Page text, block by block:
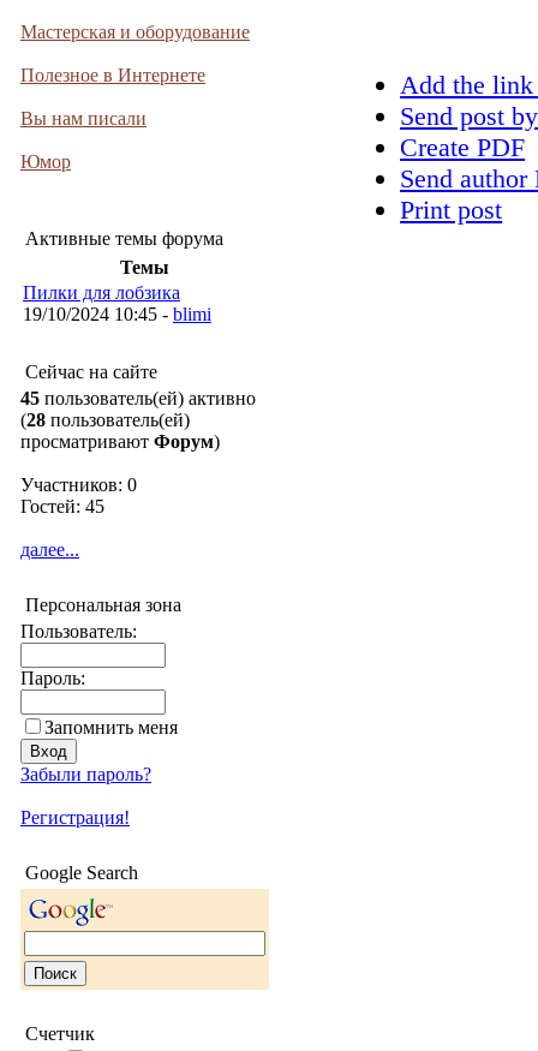
Мастерская и оборудование
Полезное в Интернете
Вы нам писали
Юмор
Активные темы форума
Темы
Пилки для лобзика
19/10/2024 10:45 - blimi
Сейчас на сайте
45 пользователь(ей) активно
(28 пользователь(ей)
просматривают Форум)
Участников: 0
Гостей: 45
далее...
Персональная зона
Пользователь:
Пароль:
Запомнить меня
Забыли пароль?
Регистрация!
Google Search
Счетчик
Add the
Send post
Create PDF
Send
Print post